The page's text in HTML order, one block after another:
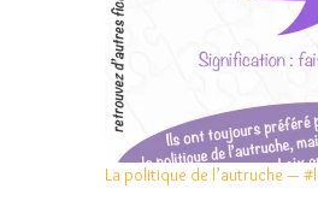
La politique de l’autruche —